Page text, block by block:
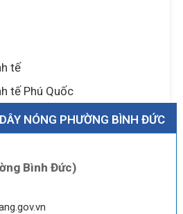
tế
tế Phú Quốc
NÓNG PHƯỜNG BÌNH ĐỨC
Bình Đức)